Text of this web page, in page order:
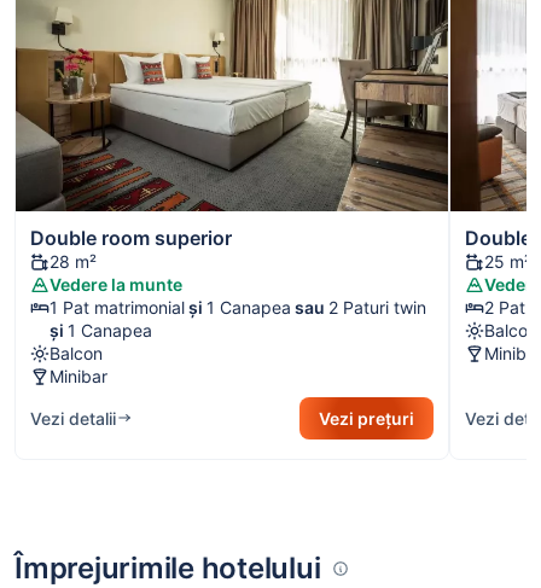
Double room superior
28 m²
Vedere la munte
1 Pat matrimonialși 1 Canapea sau 2 Paturi twin
și 1 Canapea
Balcon
Minibar
Vezi detalii Vezi prețuri
Double
25 m²
2
Balcon
Vezi
Împrejurimile hotelului